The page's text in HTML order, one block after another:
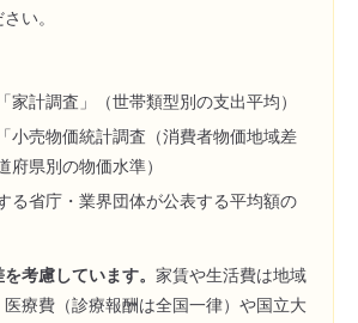
い。
家計調査」（世帯類型別の支出平均）
小売物価統計調査（消費者物価地域差
府県別の物価水準）
る省庁・業界団体が公表する平均額の
考慮しています。 家賃や生活費は地域
療費（診療報酬は全国一律）や国立大